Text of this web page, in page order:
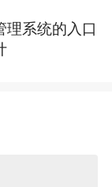
理系统的入口